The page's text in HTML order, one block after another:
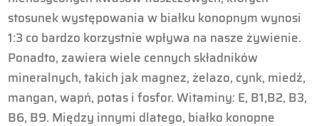
stosunek występowania w białku konopnym wynosi
1:3 co bardzo korzystnie wpływa na nasze żywienie.
Ponadto, zawiera wiele cennych składników
mineralnych, takich jak magnez, żelazo, cynk, miedź,
mangan, wapń, potas i fosfor. Witaminy: E, B1,B2, B3,
B6, B9. Między innymi dlatego, białko konopne